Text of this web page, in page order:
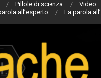
Pillole di scienza Video
all’esperto La parola